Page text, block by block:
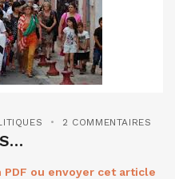
2 COMMENTAIRES
ou envoyer cet article